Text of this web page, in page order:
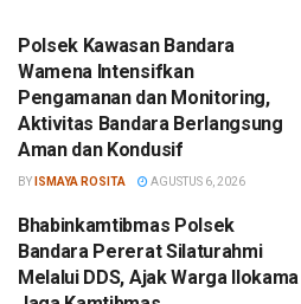
Polsek Kawasan Bandara
Wamena Intensifkan
Pengamanan dan Monitoring,
Aktivitas Bandara Berlangsung
Aman dan Kondusif
BY ISMAYA ROSITA AGUSTUS 6, 2026
Bhabinkamtibmas Polsek
Bandara Pererat Silaturahmi
Melalui DDS, Ajak Warga Ilokama